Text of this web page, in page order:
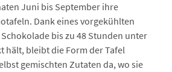
Juni bis September ihre
Dank eines vorgekühlten
bis zu 48 Stunden unter
hält, bleibt die Form der Tafel
gemischten Zutaten da, wo sie